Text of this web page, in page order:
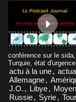
conférence sur le
Turquie, état
actu à la une,
Allemagne,
J.O. , Libye,
Russie, Syrie,